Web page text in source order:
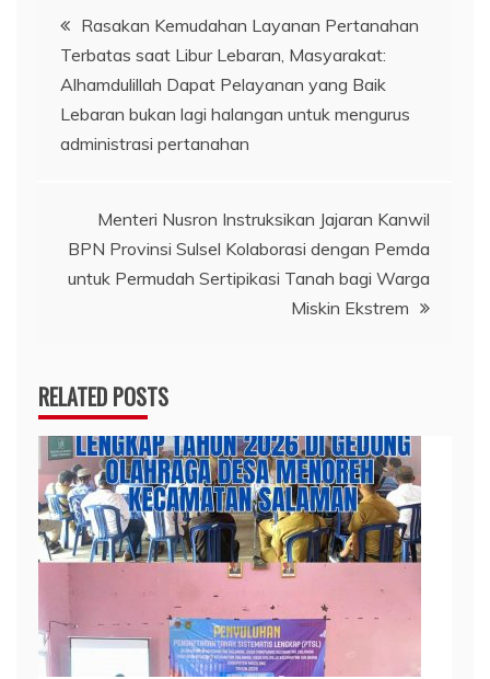
Navigasi
pos
Rasakan Kemudahan Layanan Pertanahan
Terbatas saat Libur Lebaran, Masyarakat:
Alhamdulillah Dapat Pelayanan yang Baik
Lebaran bukan lagi halangan untuk mengurus
administrasi pertanahan
Menteri Nusron Instruksikan Jajaran Kanwil
BPN Provinsi Sulsel Kolaborasi dengan Pemda
untuk Permudah Sertipikasi Tanah bagi Warga
Miskin Ekstrem
RELATED POSTS